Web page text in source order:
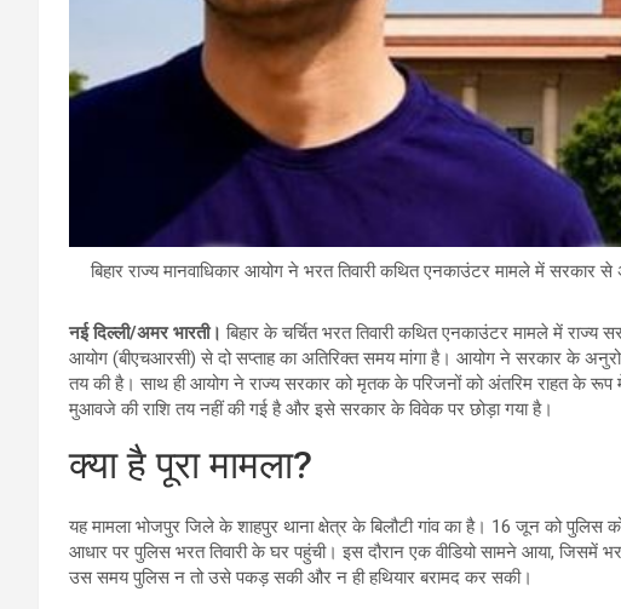
बिहार राज्य मानवाधिकार आयोग ने भरत तिवारी कथित एनकाउंटर मामले में
नई दिल्ली/अमर भारती। बिहार के चर्चित भरत तिवारी कथित एनकाउंटर मामले में राज्य
आयोग (बीएचआरसी) से दो सप्ताह का अतिरिक्त समय मांगा है। आयोग ने सरकार के
तय की है। साथ ही आयोग ने राज्य सरकार को मृतक के परिजनों को अंतरिम राहत के रूप
मुआवजे की राशि तय नहीं की गई है और इसे सरकार के विवेक पर छोड़ा गया है।
क्या है पूरा मामला?
यह मामला भोजपुर जिले के शाहपुर थाना क्षेत्र के बिलौटी गांव का है। 16 जून को
आधार पर पुलिस भरत तिवारी के घर पहुंची। इस दौरान एक वीडियो सामने आया, जिसमें
उस समय पुलिस न तो उसे पकड़ सकी और न ही हथियार बरामद कर सकी।